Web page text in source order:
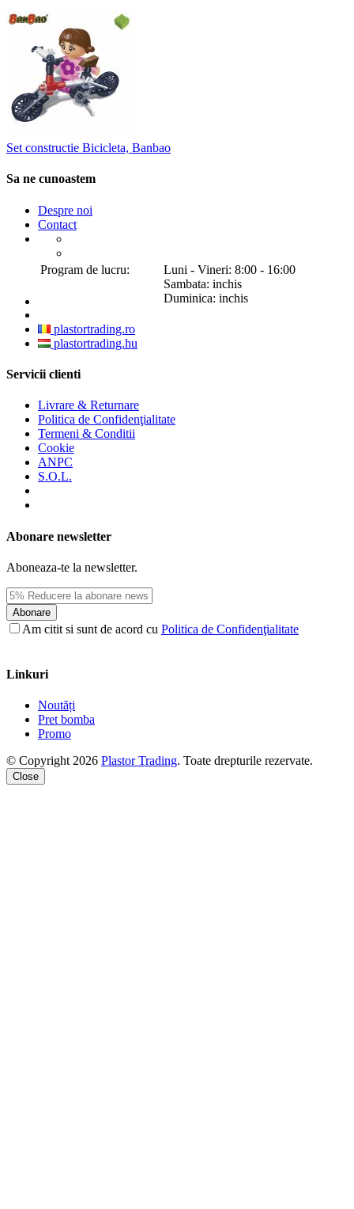
Set constructie Bicicleta, Banbao
Sa ne cunoastem
Despre noi
Contact
Program de lucru:
Luni - Vineri: 8:00 - 16:00
Sambata: inchis
Duminica: inchis
plastortrading.ro
plastortrading.hu
Servicii clienti
Livrare & Returnare
Politica de Confidenţialitate
Termeni & Conditii
Cookie
ANPC
S.O.L.
Abonare newsletter
Aboneaza-te la newsletter.
Abonare
Am citit si sunt de acord cu Politica de Confidenţialitate
Linkuri
Noutăți
Pret bomba
Promo
© Copyright 2026 Plastor Trading. Toate drepturile rezervate.
Close